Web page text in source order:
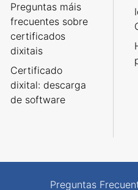
Preguntas máis
frecuentes sobre
certificados
dixitais
Certificado
dixital: descarga
de software
Preguntas